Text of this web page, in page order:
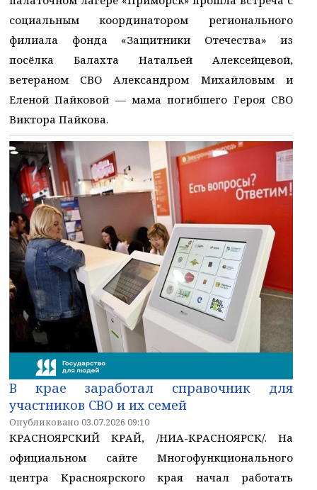
социальным координатором регионального
филиала фонда «Защитники Отечества» из
посёлка Балахта Натальей Алексейцевой,
ветераном СВО Александром Михайловым и
Еленой Пайковой — мама погибшего Героя СВО
Виктора Пайкова.
В крае заработал справочник для
участников СВО и их семей
Опубликовано 03.07.2026 09:10
КРАСНОЯРСКИЙ КРАЙ, /НИА-КРАСНОЯРСК/. На
официальном сайте Многофункционального
центра Красноярского края начал работать